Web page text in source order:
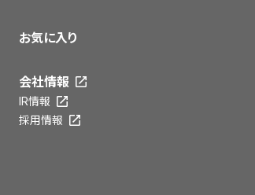
お気に入り
会社情報
IR情報
採用情報